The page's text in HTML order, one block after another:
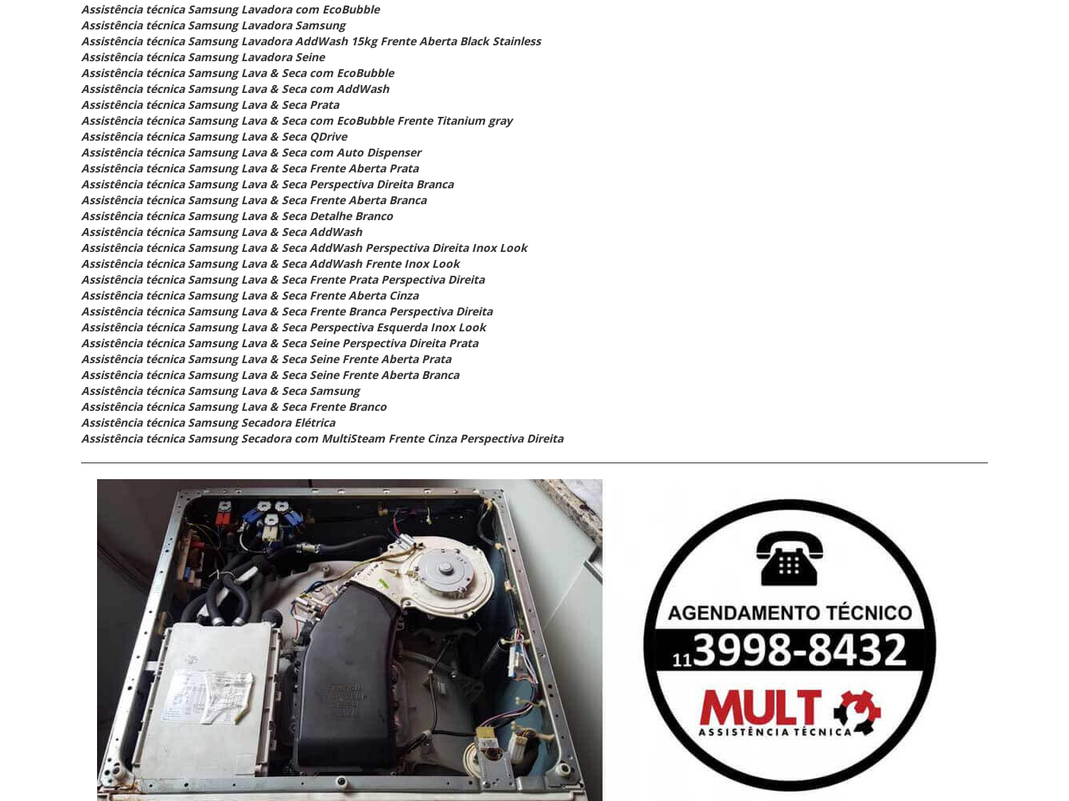
Assistência técnica Samsung Lavadora com EcoBubble
Assistência técnica Samsung Lavadora Samsung
Assistência técnica Samsung Lavadora AddWash 15kg Frente Aberta Black Stainless
Assistência técnica Samsung Lavadora Seine
Assistência técnica Samsung Lava & Seca com EcoBubble
Assistência técnica Samsung Lava & Seca com AddWash
Assistência técnica Samsung Lava & Seca Prata
Assistência técnica Samsung Lava & Seca com EcoBubble Frente Titanium gray
Assistência técnica Samsung Lava & Seca QDrive
Assistência técnica Samsung Lava & Seca com Auto Dispenser
Assistência técnica Samsung Lava & Seca Frente Aberta Prata
Assistência técnica Samsung Lava & Seca Perspectiva Direita Branca
Assistência técnica Samsung Lava & Seca Frente Aberta Branca
Assistência técnica Samsung Lava & Seca Detalhe Branco
Assistência técnica Samsung Lava & Seca AddWash
Assistência técnica Samsung Lava & Seca AddWash Perspectiva Direita Inox Look
Assistência técnica Samsung Lava & Seca AddWash Frente Inox Look
Assistência técnica Samsung Lava & Seca Frente Prata Perspectiva Direita
Assistência técnica Samsung Lava & Seca Frente Aberta Cinza
Assistência técnica Samsung Lava & Seca Frente Branca Perspectiva Direita
Assistência técnica Samsung Lava & Seca Perspectiva Esquerda Inox Look
Assistência técnica Samsung Lava & Seca Seine Perspectiva Direita Prata
Assistência técnica Samsung Lava & Seca Seine Frente Aberta Prata
Assistência técnica Samsung Lava & Seca Seine Frente Aberta Branca
Assistência técnica Samsung Lava & Seca Samsung
Assistência técnica Samsung Lava & Seca Frente Branco
Assistência técnica Samsung Secadora Elétrica
Assistência técnica Samsung Secadora com MultiSteam Frente Cinza Perspectiva Direita